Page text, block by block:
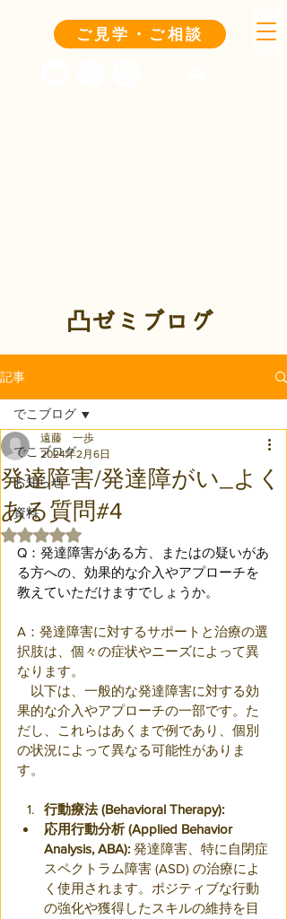
ご見学・ご相談
凸ゼミブログ
記事
でこブログ
お知らせ
資料
でこブログ
発達障害/発達障がい_よく
ある質問#4
遠藤 一歩
2024年2月6日
5つ星のうちNaNと評価されています。
Q：発達障害がある方、またはの疑いがあ
る方への、効果的な介入やアプローチを
教えていただけますでしょうか。
A：発達障害に対するサポートと治療の選
択肢は、個々の症状やニーズによって異
なります。
以下は、一般的な発達障害に対する効
果的な介入やアプローチの一部です。た
だし、これらはあくまで例であり、個別
の状況によって異なる可能性がありま
す。
行動療法 (Behavioral Therapy):
応用行動分析 (Applied Behavior
Analysis, ABA): 発達障害、特に自閉症
スペクトラム障害 (ASD) の治療によ
く使用されます。ポジティブな行動
の強化や獲得したスキルの維持を目